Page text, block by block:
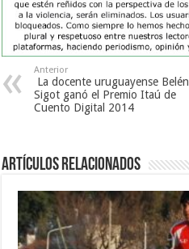
Anterior
La docente uruguayense Belén
Sigot ganó el Premio Itaú de
Cuento Digital 2014
Artículos Relacionados